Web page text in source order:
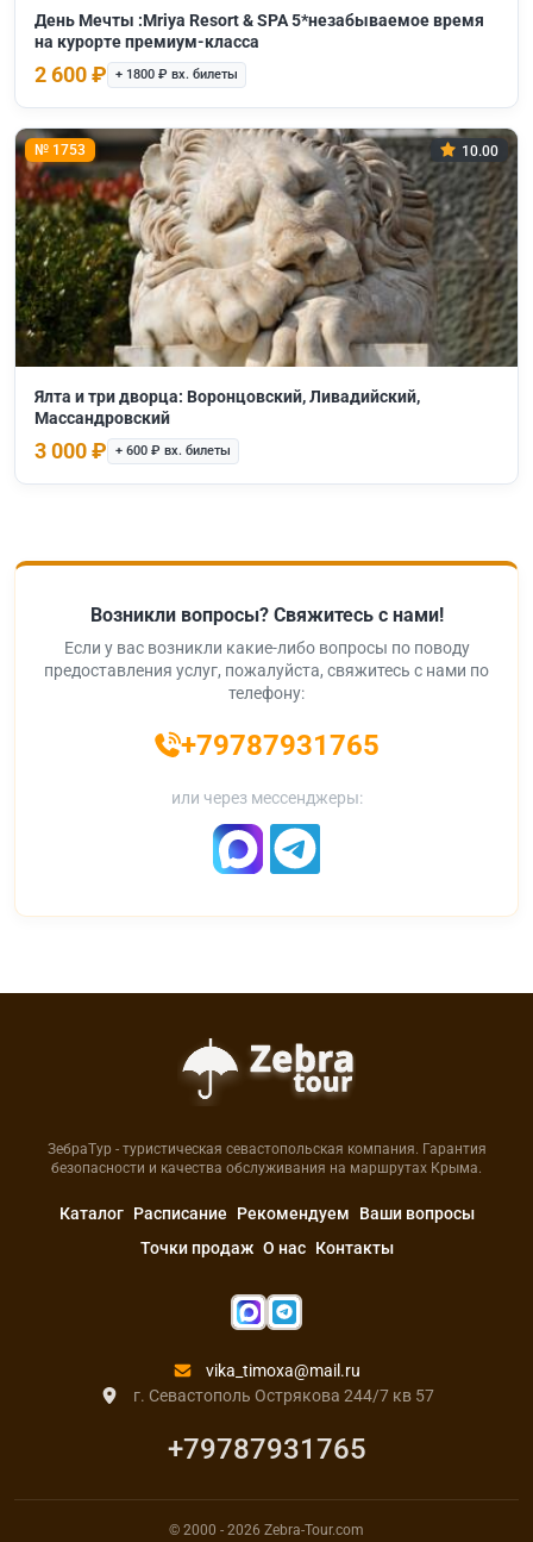
День Мечты :Mriya Resort & SPA 5*незабываемое время
на курорте премиум-класса
2 600 ₽ + 1800 ₽ вх. билеты
№ 1753 10.00
Ялта и три дворца: Воронцовский, Ливадийский,
Массандровский
3 000 ₽ + 600 ₽ вх. билеты
Возникли вопросы? Свяжитесь с нами!
Если у вас возникли какие-либо вопросы по поводу
предоставления услуг, пожалуйста, свяжитесь с нами по
телефону:
+79787931765
или через мессенджеры:
ЗебраТур - туристическая севастопольская компания. Гарантия
безопасности и качества обслуживания на маршрутах Крыма.
Каталог Расписание Рекомендуем
Ваши вопросы
Точки продаж О нас Контакты
vika_timoxa@mail.ru
г. Севастополь Острякова 244/7 кв 57
+79787931765
© 2000 - 2026 Zebra-Tour.com